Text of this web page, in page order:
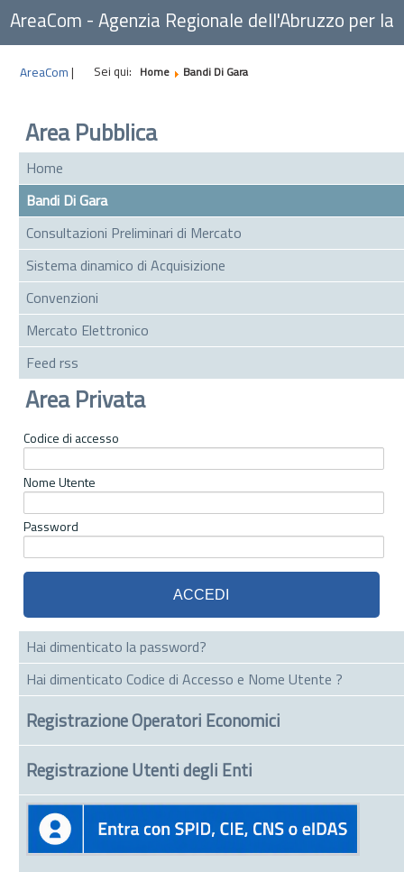
AreaCom - Agenzia Regionale dell'Abruzzo per la
Committenza
AreaCom | Sei qui: Home Bandi Di Gara
Area Pubblica
Home
Bandi Di Gara
Consultazioni Preliminari di Mercato
Sistema dinamico di Acquisizione
Convenzioni
Mercato Elettronico
Feed rss
Area Privata
Codice di accesso
Nome Utente
Password
Hai dimenticato la password?
Hai dimenticato Codice di Accesso e Nome Utente ?
Registrazione Operatori Economici
Registrazione Utenti degli Enti